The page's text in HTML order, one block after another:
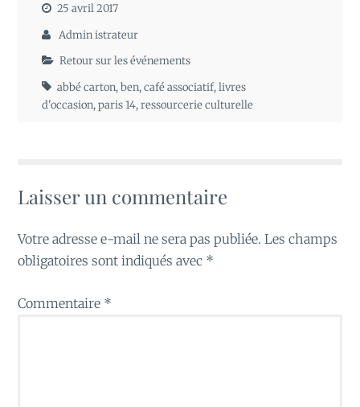
25 avril 2017
Admin istrateur
Retour sur les événements
abbé carton,ben,café associatif,livres
d'occasion,paris 14,ressourcerie culturelle
Laisser un commentaire
Votre adresse e-mail ne sera pas publiée. Les champs
obligatoires sont indiqués avec *
Commentaire *